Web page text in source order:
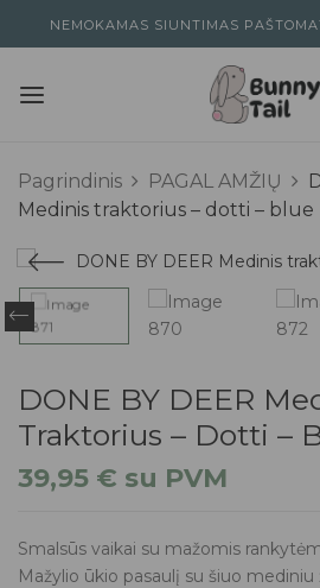
NEMOKAMAS SIUNTIMAS
Pagrindinis PAGAL AMŽIŲ
Medinis traktorius – dotti – blue
DONE BY DEER
Traktorius – Dotti –
39,95 € su PVM
Smalsūs vaikai su mažomis
Mažylio ūkio pasaulį su šiuo mediniu